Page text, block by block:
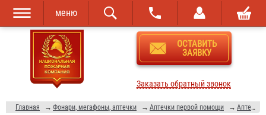
Перейти к
основному
содержанию
Skip to
navigation
меню
ОСТАВИТЬ
ЗАЯВКУ
Заказать обратный звонок
Главная → Фонари, мегафоны, аптечки → Аптечки первой помощи → Аптечки "ФЭСТ"